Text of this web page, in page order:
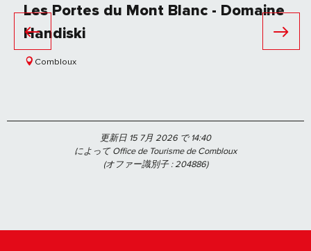
Les Portes du Mont Blanc - Domaine
Handiski
Combloux
更新日 15 7月 2026 で 14:40
によって Office de Tourisme de Combloux
(オファー識別子 :204886)